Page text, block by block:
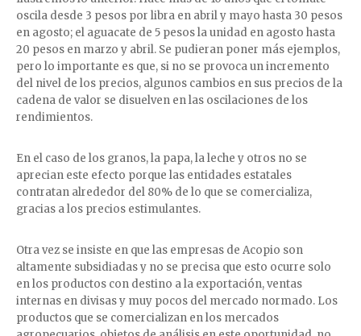
oscila desde 3 pesos por libra en abril y mayo hasta 30 pesos
en agosto; el aguacate de 5 pesos la unidad en agosto hasta
20 pesos en marzo y abril. Se pudieran poner más ejemplos,
pero lo importante es que, si no se provoca un incremento
del nivel de los precios, algunos cambios en sus precios de la
cadena de valor se disuelven en las oscilaciones de los
rendimientos.
En el caso de los granos, la papa, la leche y otros no se
aprecian este efecto porque las entidades estatales
contratan alrededor del 80% de lo que se comercializa,
gracias a los precios estimulantes.
Otra vez se insiste en que las empresas de Acopio son
altamente subsidiadas y no se precisa que esto ocurre solo
en los productos con destino a la exportación, ventas
internas en divisas y muy pocos del mercado normado. Los
productos que se comercializan en los mercados